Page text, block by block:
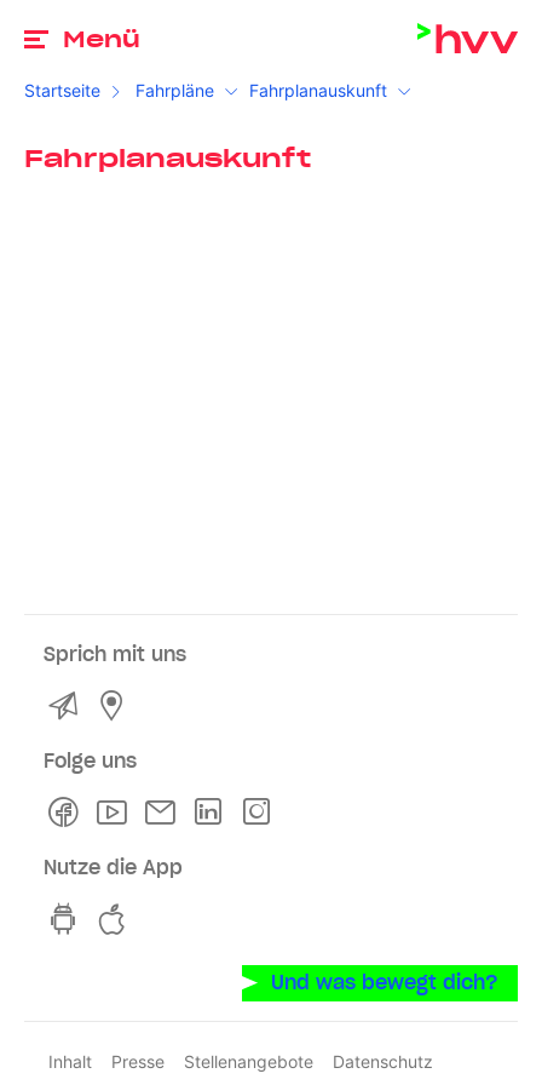
Menü
Startseite Fahrpläne Fahrplanauskunft
Fahrplanauskunft
Sprich mit uns
Kontakt
Folge uns
FacebookYoutubeNewsletterLinkedln
Nutze die App
hvv switch App auf GooglePlay
Und was bewegt dich?
Inhalt Presse Stellenangebote
Datenschutz